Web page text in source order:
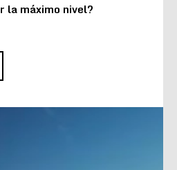
la máximo nivel?